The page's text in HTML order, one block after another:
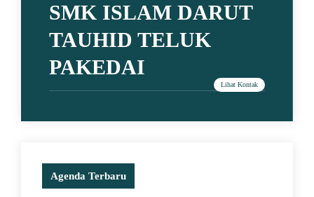
SMK ISLAM DARUT
TAUHID TELUK
PAKEDAI
Agenda Terbaru